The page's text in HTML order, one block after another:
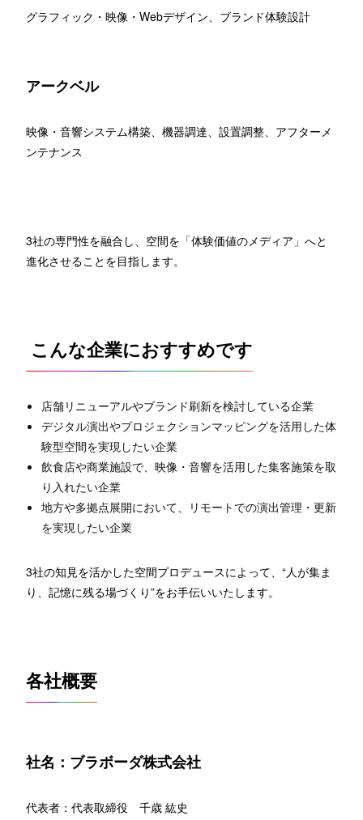
グラフィック・映像・Webデザイン、ブランド体験設計
アークベル
映像・音響システム構築、機器調達、設置調整、アフターメ
ンテナンス
3社の専門性を融合し、空間を「体験価値のメディア」へと
進化させることを目指します。
こんな企業におすすめです
店舗リニューアルやブランド刷新を検討している企業
デジタル演出やプロジェクションマッピングを活用した体
験型空間を実現したい企業
飲食店や商業施設で、映像・音響を活用した集客施策を取
り入れたい企業
地方や多拠点展開において、リモートでの演出管理・更新
を実現したい企業
3社の知見を活かした空間プロデュースによって、“人が集ま
り、記憶に残る場づくり”をお手伝いいたします。
各社概要
社名：ブラボーダ株式会社
代表者：代表取締役 千歳 紘史